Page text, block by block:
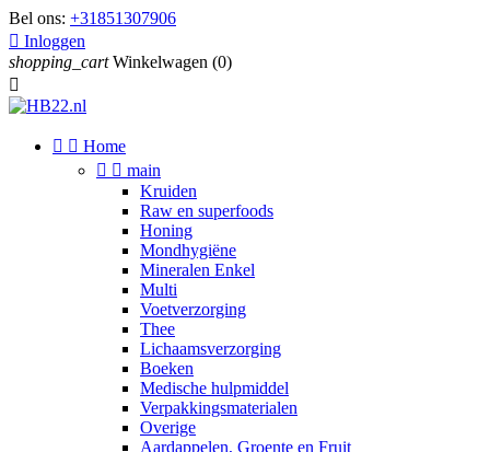
Bel ons: +31851307906
 Inloggen
shopping_cart Winkelwagen (0)

  Home
  main
Kruiden
Raw en superfoods
Honing
Mondhygiëne
Mineralen Enkel
Multi
Voetverzorging
Thee
Lichaamsverzorging
Boeken
Medische hulpmiddel
Verpakkingsmaterialen
Overige
Aardappelen, Groente en Fruit